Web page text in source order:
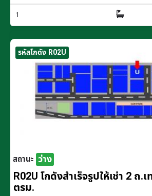
1
รหัสโกดัง R02U
สถานะ ว่าง
R02U โกดังสำเร็จรูปให้เช่า 2 ถ.
ตรม.